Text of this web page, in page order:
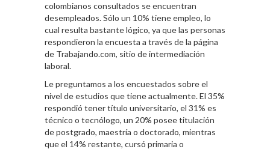
colombianos consultados se encuentran
desempleados. Sólo un 10% tiene empleo, lo
cual resulta bastante lógico, ya que las personas
respondieron la encuesta a través de la página
de Trabajando.com, sitio de intermediación
laboral.
Le preguntamos a los encuestados sobre el
nivel de estudios que tiene actualmente. El 35%
respondió tener título universitario, el 31% es
técnico o tecnólogo, un 20% posee titulación
de postgrado, maestría o doctorado, mientras
que el 14% restante, cursó primaria o